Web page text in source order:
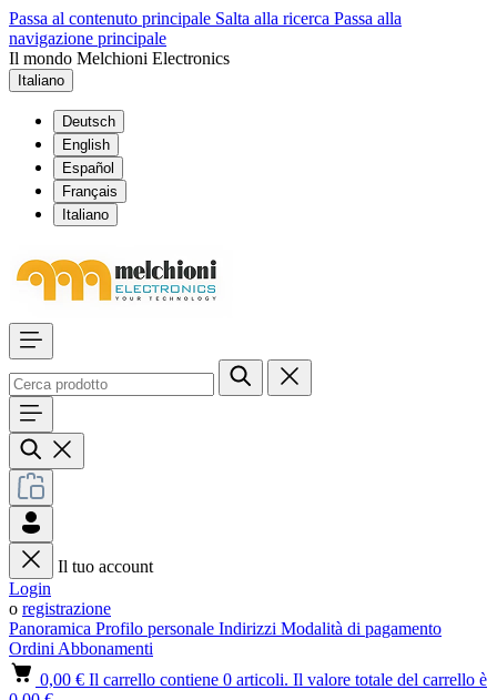
Passa al contenuto principale Salta alla ricerca Passa alla
navigazione principale
Il mondo Melchioni Electronics
Italiano
Deutsch
English
Español
Français
Italiano
Il tuo account
Login
o registrazione
Panoramica Profilo personale Indirizzi Modalità di pagamento
Ordini Abbonamenti
0,00 € Il carrello contiene 0 articoli. Il valore totale del carrello è